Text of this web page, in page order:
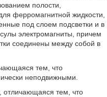
полости,
ферромагнитной жидкости,
под слоем подсветки и в
электромагниты, причем
соединены между собой в
тем, что
неподвижными.
отличающаяся тем, что